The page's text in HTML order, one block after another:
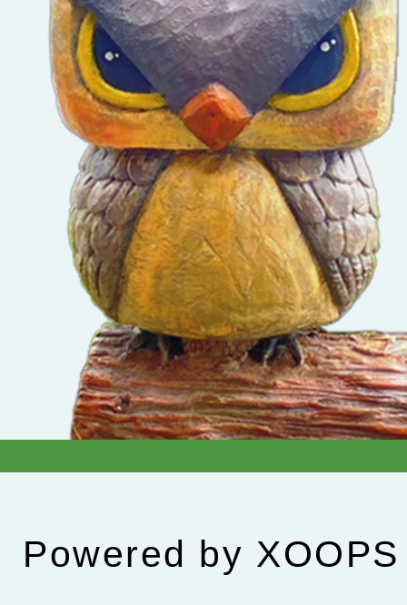
Powered by XOOPS